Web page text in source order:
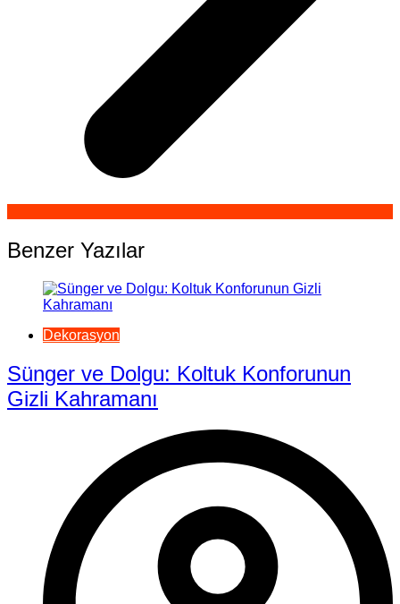
Benzer Yazılar
Dekorasyon
Sünger ve Dolgu: Koltuk Konforunun
Gizli Kahramanı